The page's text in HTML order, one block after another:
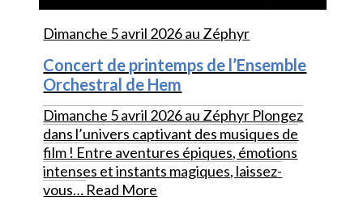
Dimanche 5 avril 2026 au Zéphyr
Concert de printemps de l’Ensemble
Orchestral de Hem
Dimanche 5 avril 2026 au Zéphyr Plongez
dans l’univers captivant des musiques de
film ! Entre aventures épiques, émotions
intenses et instants magiques, laissez-
vous… Read More